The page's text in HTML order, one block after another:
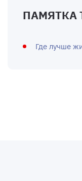
ПАМЯТКА
Где лучше